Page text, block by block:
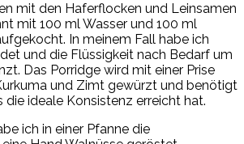
mit den Haferflocken und Leinsamen
mit 100 ml Wasser und 100 ml
In meinem Fall habe ich
und die Flüssigkeit nach Bedarf um
Das Porridge wird mit einer Prise
und Zimt gewürzt und benötigt
die ideale Konsistenz erreicht hat.
ich in einer Pfanne die